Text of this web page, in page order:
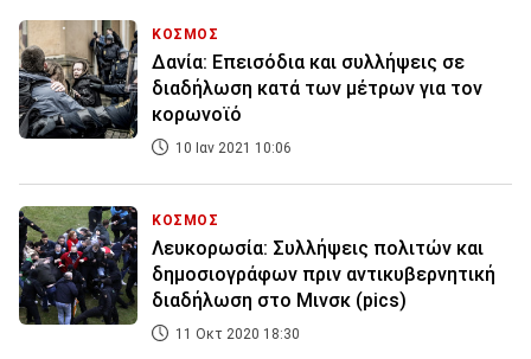
ΚΟΣΜΟΣ
Δανία: Επεισόδια και συλλήψεις σε
διαδήλωση κατά των μέτρων για τον
κορωνοϊό
10 Ιαν 2021 10:06
ΚΟΣΜΟΣ
Λευκορωσία: Συλλήψεις πολιτών και
δημοσιογράφων πριν αντικυβερνητική
διαδήλωση στο Μινσκ (pics)
11 Οκτ 2020 18:30